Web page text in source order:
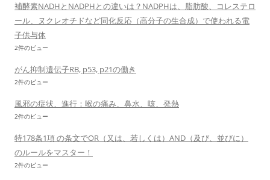
補酵素NADHとNADPHとの違いは？NADPHは、脂肪酸、コレステロ
ール、ヌクレオチドなど同化反応（高分子の生合成）で使われる電
子供与体
2件のビュー
がん抑制遺伝子RB, p53, p21の働き
2件のビュー
風邪の症状、進行：喉の痛み、鼻水、咳、発熱
2件のビュー
特178条1項 の条文でOR（又は、若しくは）AND（及び、並びに）
のルールをマスター！
2件のビュー